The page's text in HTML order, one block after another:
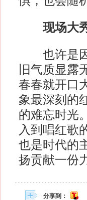
现场大秀
也许是因
旧气质显露
春春就开口
象最深刻的
的难忘时光
入到唱红歌
也是时代的
扬贡献一份
分享到：